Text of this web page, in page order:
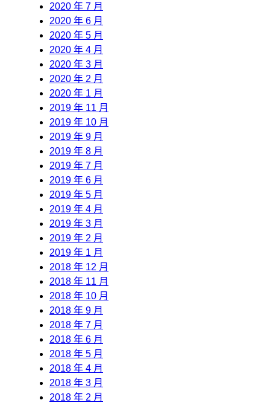
2020 年 7 月
2020 年 6 月
2020 年 5 月
2020 年 4 月
2020 年 3 月
2020 年 2 月
2020 年 1 月
2019 年 11 月
2019 年 10 月
2019 年 9 月
2019 年 8 月
2019 年 7 月
2019 年 6 月
2019 年 5 月
2019 年 4 月
2019 年 3 月
2019 年 2 月
2019 年 1 月
2018 年 12 月
2018 年 11 月
2018 年 10 月
2018 年 9 月
2018 年 7 月
2018 年 6 月
2018 年 5 月
2018 年 4 月
2018 年 3 月
2018 年 2 月